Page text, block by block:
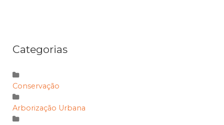
Categorias
Conservação
Arborização Urbana